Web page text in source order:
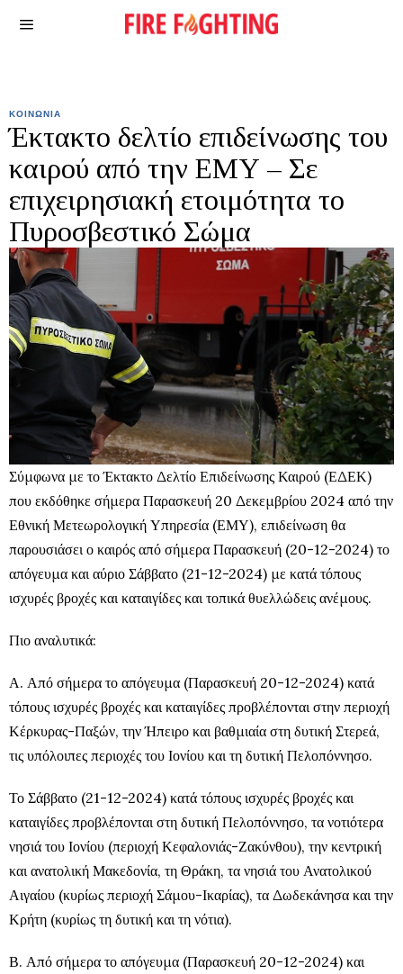
ΚΟΙΝΩΝΙΑ
Έκτακτο δελτίο επιδείνωσης του
καιρού από την ΕΜΥ – Σε
επιχειρησιακή ετοιμότητα το
Πυροσβεστικό Σώμα
Σύμφωνα με το Έκτακτο Δελτίο Επιδείνωσης Καιρού (ΕΔΕΚ)
που εκδόθηκε σήμερα Παρασκευή 20 Δεκεμβρίου 2024 από την
Εθνική Μετεωρολογική Υπηρεσία (ΕΜΥ), επιδείνωση θα
παρουσιάσει ο καιρός από σήμερα Παρασκευή (20-12-2024) το
απόγευμα και αύριο Σάββατο (21-12-2024) με κατά τόπους
ισχυρές βροχές και καταιγίδες και τοπικά θυελλώδεις ανέμους.
Πιο αναλυτικά:
Α. Από σήμερα το απόγευμα (Παρασκευή 20-12-2024) κατά
τόπους ισχυρές βροχές και καταιγίδες προβλέπονται στην περιοχή
Κέρκυρας-Παξών, την Ήπειρο και βαθμιαία στη δυτική Στερεά,
τις υπόλοιπες περιοχές του Ιονίου και τη δυτική Πελοπόννησο.
Το Σάββατο (21-12-2024) κατά τόπους ισχυρές βροχές και
καταιγίδες προβλέπονται στη δυτική Πελοπόννησο, τα νοτιότερα
νησιά του Ιονίου (περιοχή Κεφαλονιάς-Ζακύνθου), την κεντρική
και ανατολική Μακεδονία, τη Θράκη, τα νησιά του Ανατολικού
Αιγαίου (κυρίως περιοχή Σάμου-Ικαρίας), τα Δωδεκάνησα και την
Κρήτη (κυρίως τη δυτική και τη νότια).
Β. Από σήμερα το απόγευμα (Παρασκευή 20-12-2024) και